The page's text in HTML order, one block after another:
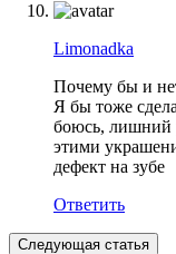
Limonadka
Почему бы и
Я бы тоже
боюсь, лишний
этими
дефект на зубе
Ответить
Следующая статья